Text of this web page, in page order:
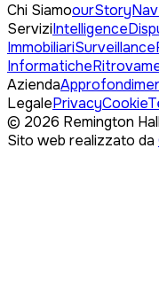
Chi SiamoourStoryNav
ServiziIntelligence
ImmobiliariSurveillance
Informatiche
Azienda
LegalePrivacyCookie
© 2026 Remington
Sito web realizzato da